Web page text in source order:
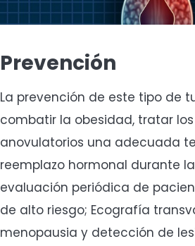
Prevención
La prevención de este tipo de
combatir la obesidad, tratar
anovulatorios una adecuada
reemplazo hormonal durante
evaluación periódica de
de alto riesgo; Ecografía
menopausia y detección de